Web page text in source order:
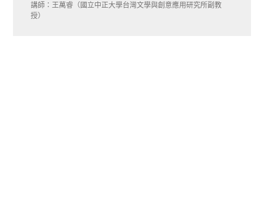
講師：王萬睿（國立中正大學台灣文學與創意應用研究所副教
授）